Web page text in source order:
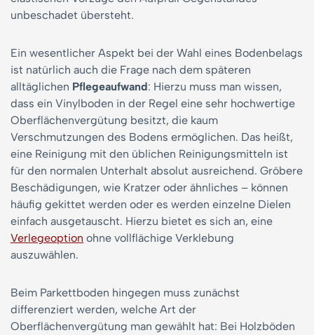
unbeschadet übersteht.
Ein wesentlicher Aspekt bei der Wahl eines Bodenbelags
ist natürlich auch die Frage nach dem späteren
alltäglichen Pflegeaufwand: Hierzu muss man wissen,
dass ein Vinylboden in der Regel eine sehr hochwertige
Oberflächenvergütung besitzt, die kaum
Verschmutzungen des Bodens ermöglichen. Das heißt,
eine Reinigung mit den üblichen Reinigungsmitteln ist
für den normalen Unterhalt absolut ausreichend. Gröbere
Beschädigungen, wie Kratzer oder ähnliches – können
häufig gekittet werden oder es werden einzelne Dielen
einfach ausgetauscht. Hierzu bietet es sich an, eine
Verlegeoption ohne vollflächige Verklebung
auszuwählen.
Beim Parkettboden hingegen muss zunächst
differenziert werden, welche Art der
Oberflächenvergütung man gewählt hat: Bei Holzböden